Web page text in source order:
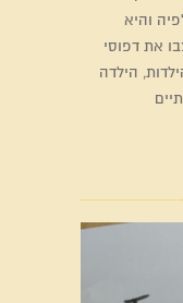
והיא
את דפוסי
הילדה